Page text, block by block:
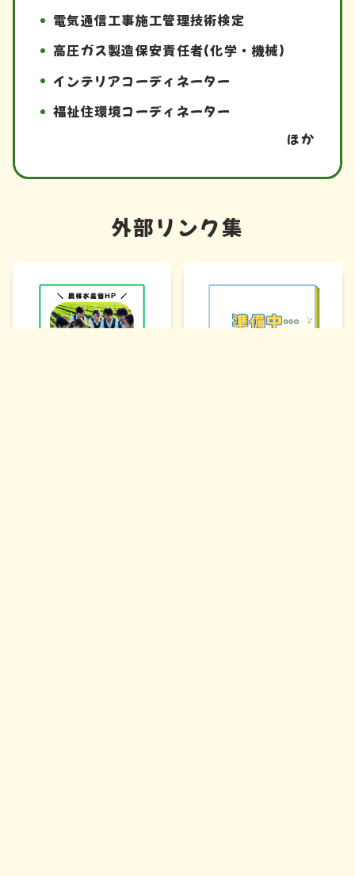
電気通信工事施工管理技術検定
高圧ガス製造保安責任者(化学・機械)
インテリアコーディネーター
福祉住環境コーディネーター
ほか
外部リンク集